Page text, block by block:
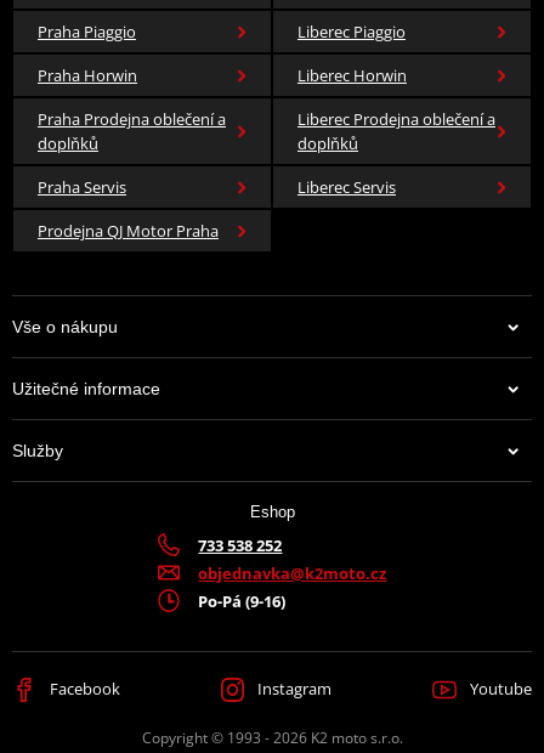
Praha Piaggio
Liberec Piaggio
Praha Horwin
Liberec Horwin
Praha Prodejna oblečení a
doplňků
Liberec Prodejna oblečení a
doplňků
Praha Servis
Liberec Servis
Prodejna QJ Motor Praha
Vše o nákupu
Užitečné informace
Služby
Eshop
733 538 252
objednavka@k2moto.cz
Po-Pá (9-16)
Facebook Instagram Youtube
Copyright © 1993 - 2026 K2 moto s.r.o.